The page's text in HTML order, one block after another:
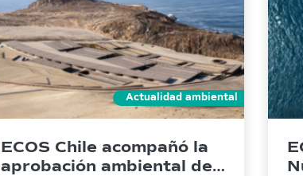
Actualidad ambiental
ECOS Chile acompañó la
aprobación ambiental de